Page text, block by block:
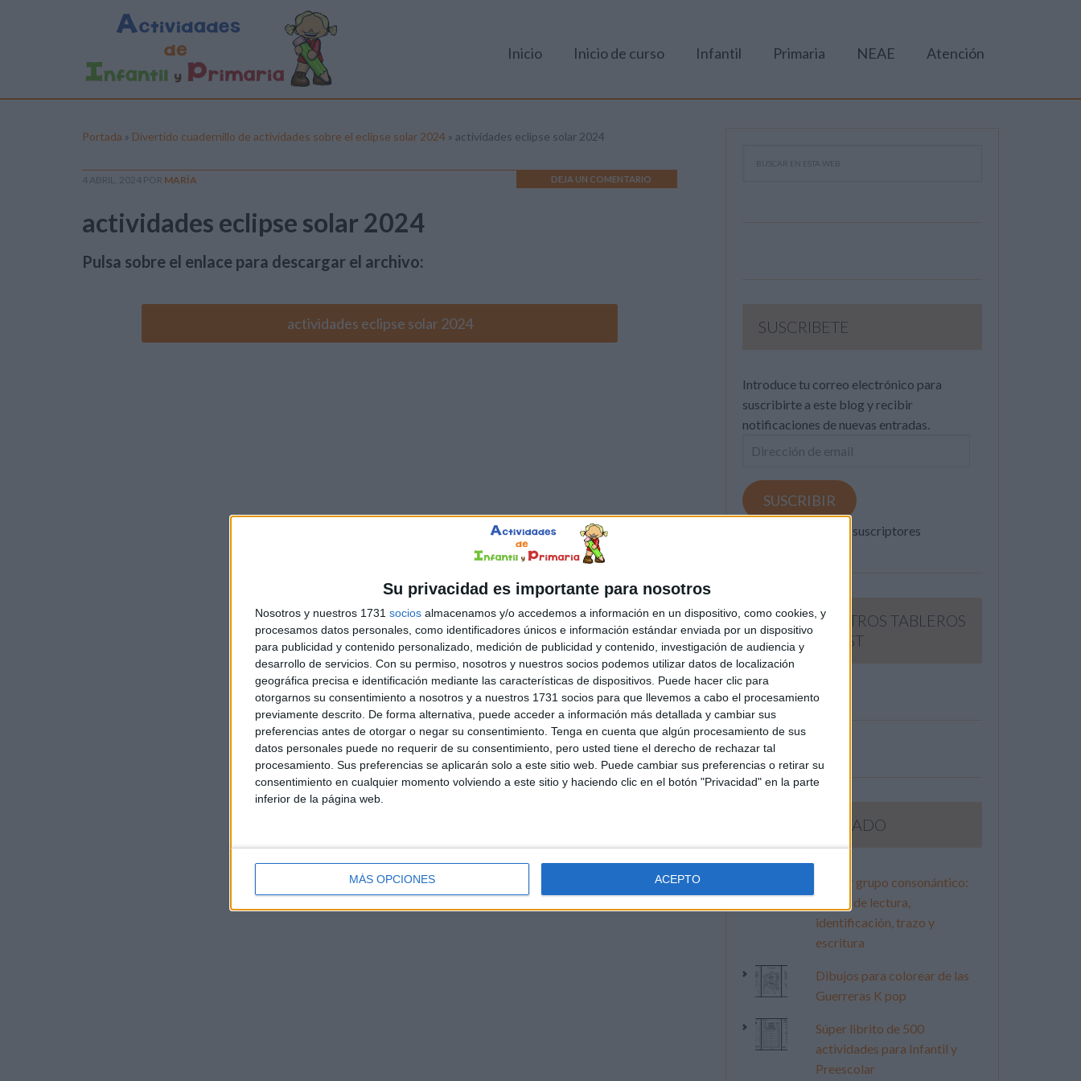
Su privacidad es importante para nosotros
Nosotros y nuestros 1731 socios almacenamos y/o accedemos a información en un dispositivo, como cookies, y
procesamos datos personales, como identificadores únicos e información estándar enviada por un dispositivo
para publicidad y contenido personalizado, medición de publicidad y contenido, investigación de audiencia y
desarrollo de servicios. Con su permiso, nosotros y nuestros socios podemos utilizar datos de localización
geográfica precisa e identificación mediante las características de dispositivos. Puede hacer clic para
otorgarnos su consentimiento a nosotros y a nuestros 1731 socios para que llevemos a cabo el procesamiento
previamente descrito. De forma alternativa, puede acceder a información más detallada y cambiar sus
preferencias antes de otorgar o negar su consentimiento. Tenga en cuenta que algún procesamiento de sus
datos personales puede no requerir de su consentimiento, pero usted tiene el derecho de rechazar tal
procesamiento. Sus preferencias se aplicarán solo a este sitio web. Puede cambiar sus preferencias o retirar su
consentimiento en cualquier momento volviendo a este sitio y haciendo clic en el botón "Privacidad" en la parte
inferior de la página web.
MÁS OPCIONES ACEPTO
Inicio Inicio de curso Infantil Primaria NEAE Atención
Portada » Divertido cuadernillo de actividades sobre el eclipse solar 2024 » actividades eclipse solar 2024
4 ABRIL, 2024 POR MARÍA DEJA UN COMENTARIO
actividades eclipse solar 2024
Pulsa sobre el enlace para descargar el archivo:
actividades eclipse solar 2024 SUSCRIBETE
Introduce tu correo electrónico para
suscribirte a este blog y recibir
notificaciones de nuevas entradas.
Dirección
email
SUSCRIBIR
Únete a otros 371K suscriptores
SIGUE NUESTROS TABLEROS
EN PINTEREST
LO MÁS VISITADO
Primer grupo consonántico:
Fichas de lectura,
identificación, trazo y
escritura
Dibujos para colorear de las
Guerreras K pop
Súper librito de 500
actividades para Infantil y
Preescolar